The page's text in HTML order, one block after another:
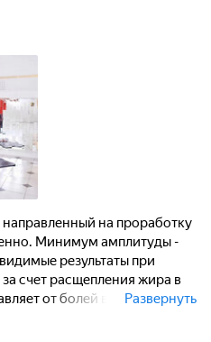
на проработку
Минимум амплитуды -
результаты при
счет расщепления жира в
от болей в спине,Развернуть